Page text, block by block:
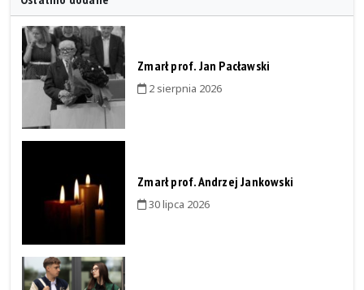
Zmarł prof. Jan Pacławski
2 sierpnia 2026
Zmarł prof. Andrzej Jankowski
30 lipca 2026